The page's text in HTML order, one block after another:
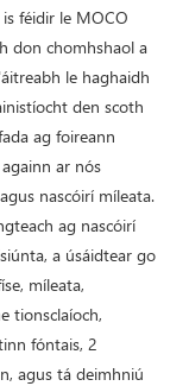
féidir le MOCO
don chomhshaol a
le haghaidh
den scoth
ag foireann
ar nós
nascóirí míleata.
ag nascóirí
a úsáidtear go
míleata,
tionsclaíoch,
fóntais, 2
agus tá deimhniú